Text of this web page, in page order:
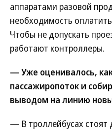
аппаратами разовой
необходимость
Чтобы не допускать
работают контроллеры.
— Уже оценивалось,
пассажиропоток и
выводом на линию
— В троллейбусах стоят